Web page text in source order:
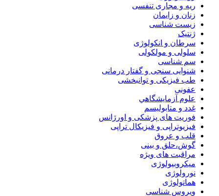
ریه و مجاری تنفسی
زنان و زایمان
زیست شناسی
ژنتیک
سرطان و انکولوژی
سلولی و مولکولی
سم شناسی
شنوایی سنجی و گفتار درمانی
طب فیزیکی و توانبخشی
عفونی
علوم آزمايشگاهي
غدد و متابولیسم
فوریت های پزشکی و اورژانس
فیزیوتراپی و فیزیکال تراپی
قلب و عروق
گوش،حلق و بینی
مراقبت های ویژه
میکروبیولوژی
نورولوژی
هماتولوژی
ویروس شناسی